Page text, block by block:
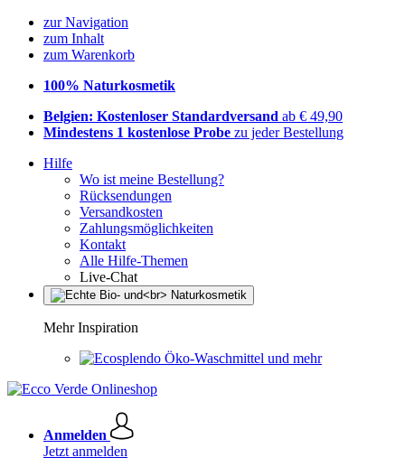
zur Navigation
zum Inhalt
zum Warenkorb
100% Naturkosmetik
Belgien: Kostenloser Standardversand ab € 49,90
Mindestens 1 kostenlose Probe zu jeder Bestellung
Hilfe
Wo ist meine Bestellung?
Rücksendungen
Versandkosten
Zahlungsmöglichkeiten
Kontakt
Alle Hilfe-Themen
Live-Chat
Mehr Inspiration
Öko-Waschmittel und mehr
Anmelden
Jetzt anmelden